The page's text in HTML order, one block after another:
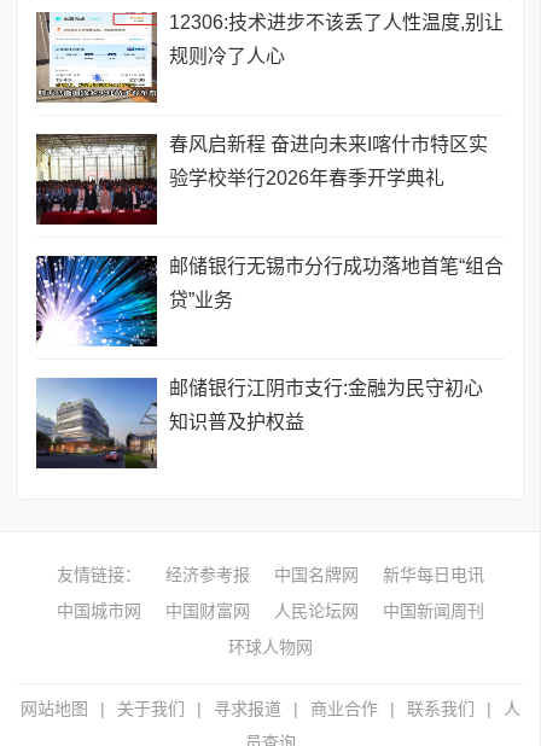
12306:技术进步不该丢了人性温度,别让
规则冷了人心
春风启新程 奋进向未来I喀什市特区实
验学校举行2026年春季开学典礼
邮储银行无锡市分行成功落地首笔“组合
贷”业务
邮储银行江阴市支行:金融为民守初心
知识普及护权益
友情链接： 经济参考报 中国名牌网
新华每日电讯
中国城市网
中国财富网 人民论坛网
中国新闻周刊
环球人物网
网站地图 | 关于我们 | 寻求报道 | 商业合作 | 联系我们 |
人
员查询